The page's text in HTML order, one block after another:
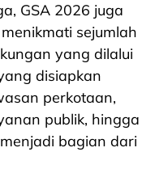
GSA 2026 juga
sejumlah
yang dilalui
disiapkan
perkotaan,
publik, hingga
bagian dari